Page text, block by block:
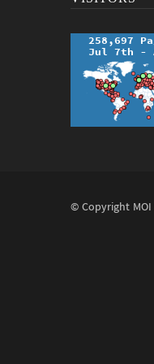
© Copyright MOI